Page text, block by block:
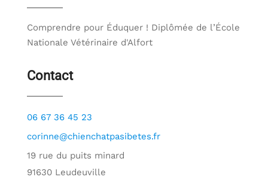
Comprendre pour Éduquer ! Diplômée de l’École
Nationale Vétérinaire d'Alfort
Contact
06 67 36 45 23
corinne@chienchatpasibetes.fr
19 rue du puits minard
91630 Leudeuville